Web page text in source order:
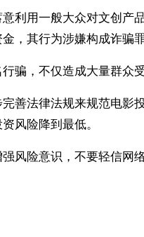
利用一般大众对文创
，其行为涉嫌构成诈骗罪
骗，不仅造成大量群众
善法律法规来规范电
风险降到最低。
风险意识，不要轻信